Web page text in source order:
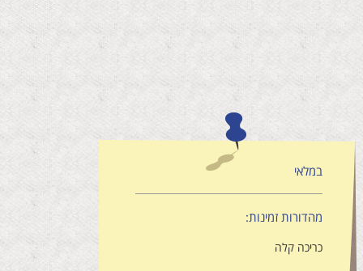
במלאי
מהדורות זמינות:
כריכה קלה